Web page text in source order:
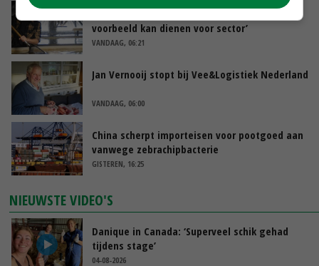
Zalmkweker wil ‘standaard neerzetten die als
voorbeeld kan dienen voor sector’
VANDAAG, 06:21
Jan Vernooij stopt bij Vee&Logistiek Nederland
VANDAAG, 06:00
China scherpt importeisen voor pootgoed aan
vanwege zebrachipbacterie
GISTEREN, 16:25
NIEUWSTE VIDEO'S
Danique in Canada: ‘Superveel schik gehad
tijdens stage’
04-08-2026